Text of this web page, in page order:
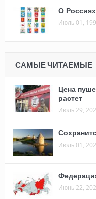
О Россиях
Июль 01,
САМЫЕ ЧИТАЕМЫЕ
Цена
растет
Июль 29,
Июль 01,
Июнь 22,